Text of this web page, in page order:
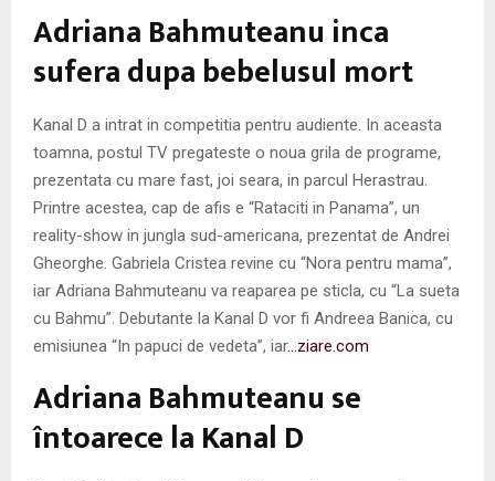
N
U
Adriana Bahmuteanu inca
sufera dupa bebelusul mort
Kanal D a intrat in competitia pentru audiente. In aceasta
toamna, postul TV pregateste o noua grila de programe,
prezentata cu mare fast, joi seara, in parcul Herastrau.
Printre acestea, cap de afis e “Rataciti in Panama”, un
reality-show in jungla sud-americana, prezentat de Andrei
Gheorghe. Gabriela Cristea revine cu “Nora pentru mama”,
iar Adriana Bahmuteanu va reaparea pe sticla, cu “La sueta
cu Bahmu”. Debutante la Kanal D vor fi Andreea Banica, cu
emisiunea “In papuci de vedeta”, iar…ziare.com
Adriana Bahmuteanu se
întoarece la Kanal D